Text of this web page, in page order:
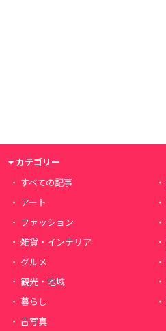
カテゴリー
すべての記事
アート
ファッション
雑貨・インテリア
グルメ
観光・地域
暮らし
古写真